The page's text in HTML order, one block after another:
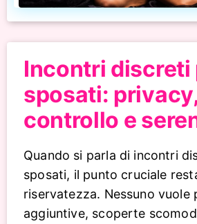
Incontri discreti
sposati:
controllo e
Quando si parla di incontri
sposati, il punto cruciale
riservatezza. Nessuno vuole
aggiuntive, scoperte